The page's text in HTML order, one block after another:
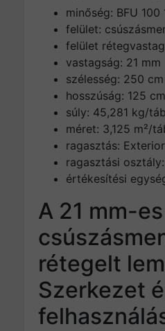
minőség: BFU 100
felület:
felület
vastagság: 21 mm
szélesség: 250 cm
hosszúság: 125 cm
súly: 45,281 kg/
méret: 3,125 m²/
ragasztás: Exterior
ragasztási
értékesítési
A 21 mm-es
rétegelt
Szerkezet